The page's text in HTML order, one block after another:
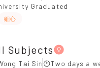
Graduated
細心
Subjects
Tai Sin
Two days a